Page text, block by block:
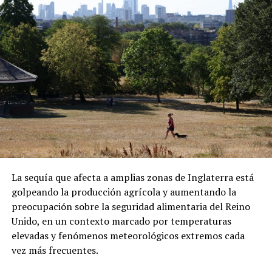
ADVERTISEMENT
capital centroafricana.
ADVERTISEMENT
Sánchez también denunció que los migrantes fueron
presionados para abordar el vuelo. Las declaraciones
confirmadas de manera independiente.
Una vez en República Centroafricana, las autoridades
locales les comunicaron que podrían permanecer
temporalmente en el país bajo un visado. Sin embargo,
Sánchez aseguró que existen restricciones para
La sequía que afecta a amplias zonas de Inglaterra está
golpeando la producción agrícola y aumentando la
preocupación sobre la seguridad alimentaria del Reino
Unido, en un contexto marcado por temperaturas
elevadas y fenómenos meteorológicos extremos cada
vez más frecuentes.